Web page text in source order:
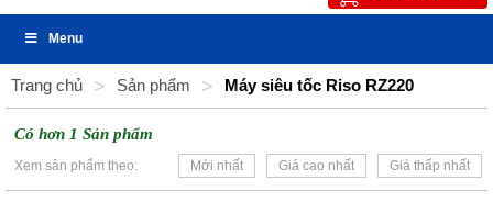
Menu
Trang chủ > Sản phẩm > Máy siêu tốc Riso RZ220
Có hơn 1 Sản phẩm
Xem sản phẩm theo: Mới nhất Giá cao nhất Giá thấp nhất